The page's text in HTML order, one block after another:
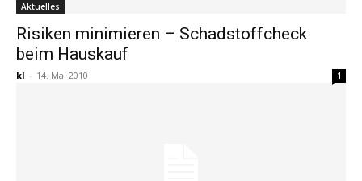
Aktuelles
Risiken minimieren – Schadstoffcheck
beim Hauskauf
kl - 14. Mai 2010 1